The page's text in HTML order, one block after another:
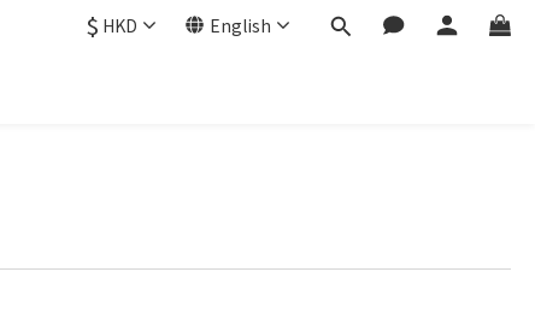
$ HKD English